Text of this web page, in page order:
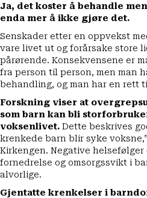
Ja, det koster å behandle
enda mer å ikke gjøre det.
Senskader etter en oppvekst
vare livet ut og forårsake store
pårørende. Konsekvensene er
fra person til person, men man
behandling, og man har en rett
Forskning viser at
som barn kan bli
voksenlivet. Dette beskrives
krenkede barn blir syke
Kirkengen. Negative
fornedrelse og omsorgssvikt i
alvorlige.
Gjentatte krenkelser i